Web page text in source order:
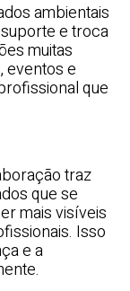
ambientais
e troca
muitas
eventos e
que
traz
que se
mais visíveis
Isso
e a